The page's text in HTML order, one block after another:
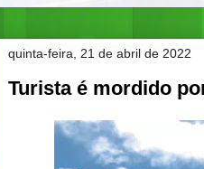
quinta-feira, 21 de abril de 2022
Turista é mordido